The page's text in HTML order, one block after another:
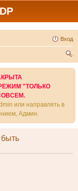
Вход
"ТОЛЬКО
или направлять в
Админ.